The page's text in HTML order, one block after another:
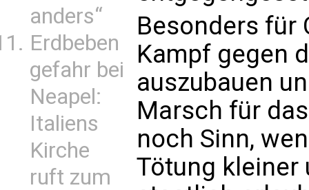
anders“
Erdbeben
gefahr bei
Neapel:
Italiens
Kirche
ruft zum
Besonders für
Kampf gegen
auszubauen
Marsch für
noch Sinn,
Tötung kleiner